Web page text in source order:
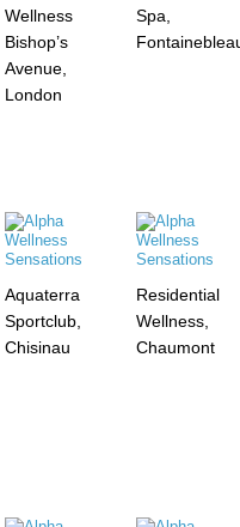
Wellness
Bishop’s
Avenue,
London
Spa,
Aquaterra
Sportclub,
Chisinau
Residential
Wellness,
Chaumont